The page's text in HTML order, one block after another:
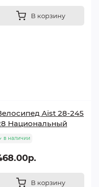
В корзину
Aist 28-245
Национальный
в наличии
В корзину